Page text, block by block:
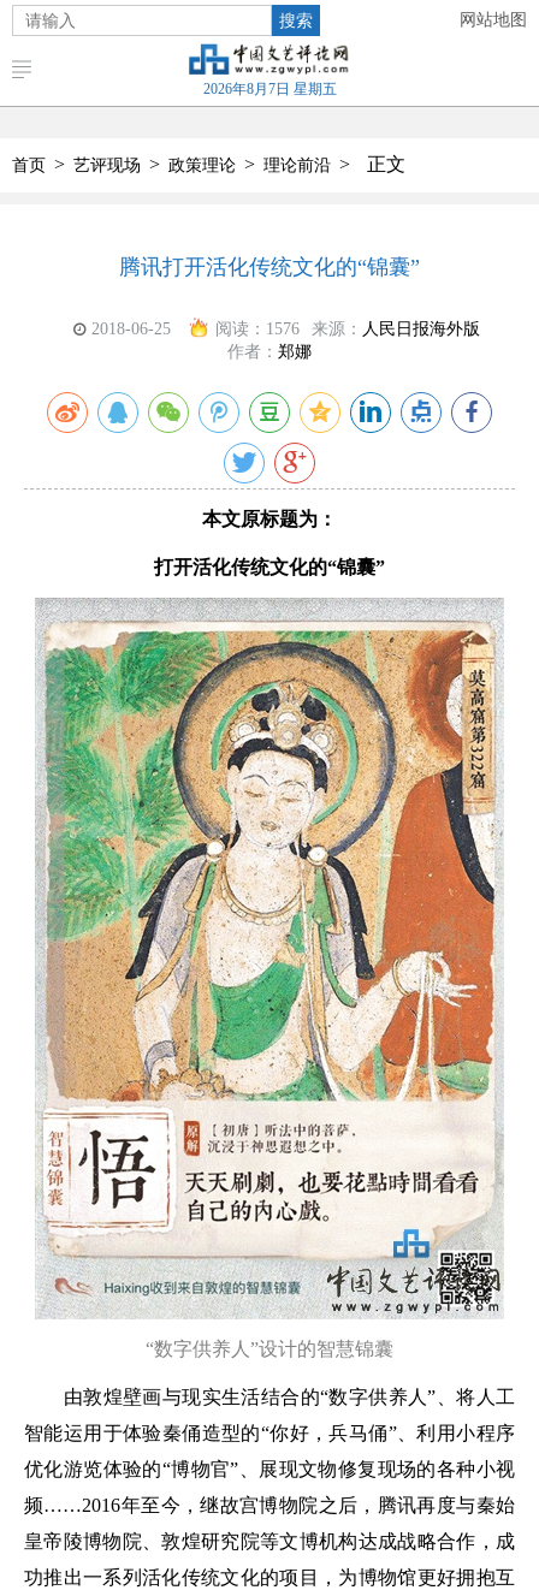
搜索 网站地图
2026年8月7日 星期五
首页 > 艺评现场 > 政策理论 > 理论前沿 > 正文
腾讯打开活化传统文化的“锦囊”
2018-06-25 阅读： 1576 来源： 人民日报海外版
作者： 郑娜
本文原标题为：
打开活化传统文化的“锦囊”
“数字供养人”设计的智慧锦囊
由敦煌壁画与现实生活结合的“数字供养人”、将人工
智能运用于体验秦俑造型的“你好，兵马俑”、利用小程序
优化游览体验的“博物官”、展现文物修复现场的各种小视
频……2016年至今，继故宫博物院之后，腾讯再度与秦始
皇帝陵博物院、敦煌研究院等文博机构达成战略合作，成
功推出一系列活化传统文化的项目，为博物馆更好拥抱互